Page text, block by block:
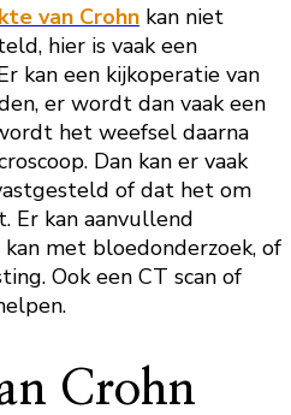
van Crohn kan niet
hier is vaak een
kan een kijkoperatie van
er wordt dan vaak een
het weefsel daarna
Dan kan er vaak
of dat het om
Er kan aanvullend
met bloedonderzoek, of
Ook een CT scan of
Crohn